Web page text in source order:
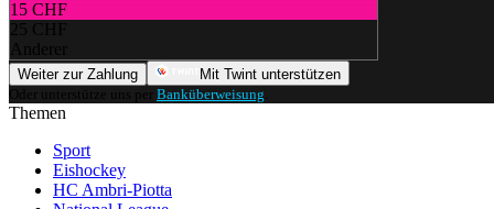
15 CHF
25 CHF
Anderer
Weiter zur Zahlung
Mit Twint unterstützen
Oder unterstütze uns per Banküberweisung
Themen
Sport
Eishockey
HC Ambri-Piotta